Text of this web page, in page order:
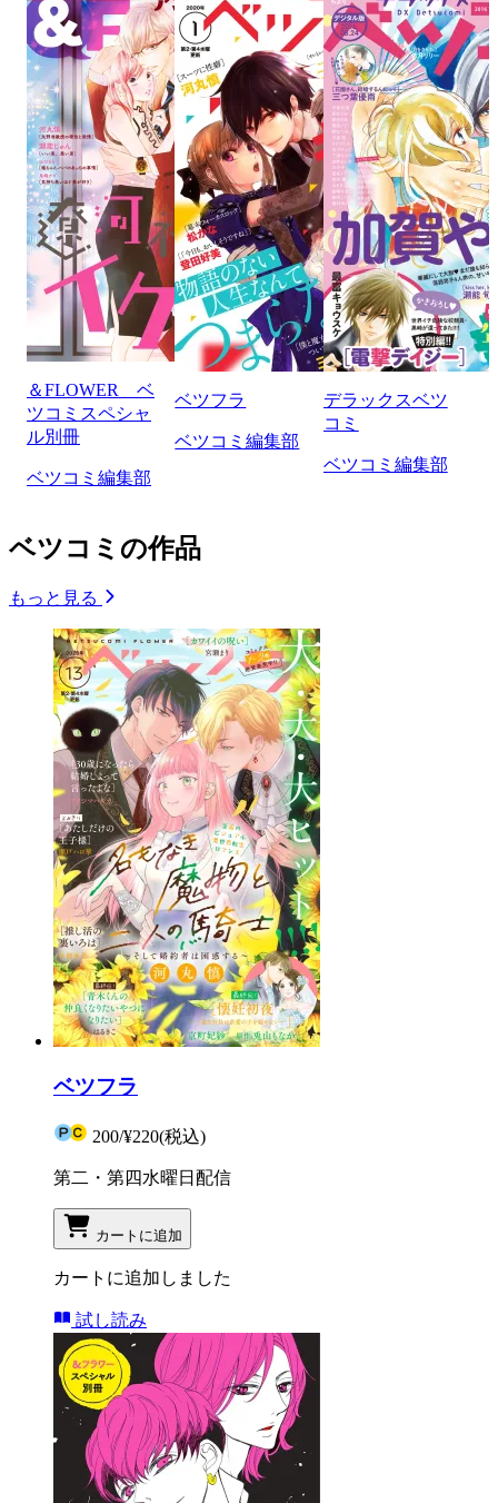
＆FLOWER ベ
ツコミスペシャ
ル別冊
ベツコミ編集部
ベツフラ
ベツコミ編集部
デラックスベツ
コミ
ベツコミ編集部
ベツコミの作品
もっと見る
ベツフラ
200/¥220(税込)
第二・第四水曜日配信
カートに追加
カートに追加しました
試し読み